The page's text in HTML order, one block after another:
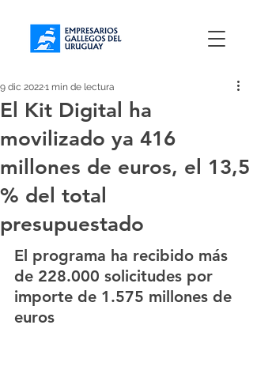
El Kit Digital ha
movilizado ya 416
millones de euros, el 13,5
% del total
presupuestado
9 dic 20221 min de lectura
El programa ha recibido más
de 228.000 solicitudes por
importe de 1.575 millones de
euros